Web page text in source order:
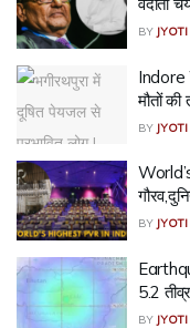
BY
Indore
मौतों
BY
BY
5.2
BY